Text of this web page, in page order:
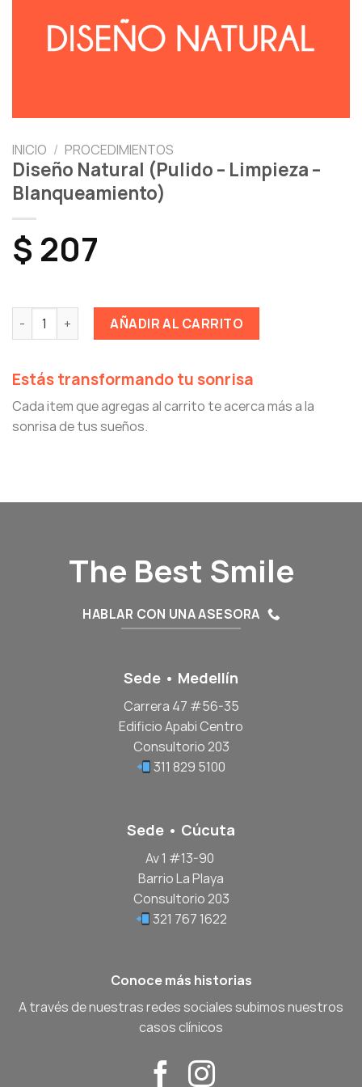
INICIO / PROCEDIMIENTOS
Diseño Natural (Pulido – Limpieza –
Blanqueamiento)
$ 207
Diseño Natural (Pulido - Limpieza - Blanqueamiento)
AÑADIR AL CARRITO
Estás transformando tu sonrisa
Cada item que agregas al carrito te acerca más a la
sonrisa de tus sueños.
The Best Smile
HABLAR CON UNA ASESORA
Sede • Medellín
Carrera 47 #56-35
Edificio Apabi Centro
Consultorio 203
311 829 5100
Sede • Cúcuta
Av 1 #13-90
Barrio La Playa
Consultorio 203
321 767 1622
Conoce más historias
A través de nuestras redes sociales subimos nuestros
casos clínicos